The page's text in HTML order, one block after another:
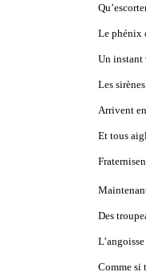
Le phénix
Un instant
Les
Arrivent
Et tous
Des
Comme si